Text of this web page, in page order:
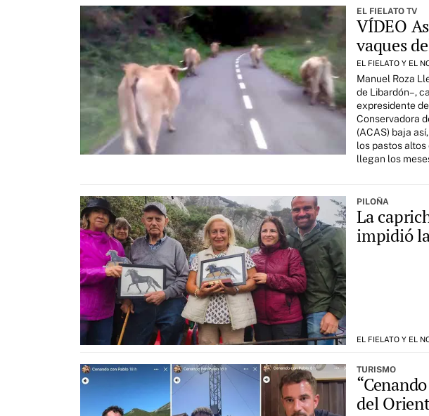
EL FIELATO TV
VÍDEO
vaques
EL FIELATO Y EL
Manuel Roza
de Libardón–,
expresidente
Conservadora
(ACAS) baja
los pastos altos
llegan los
PILOÑA
La
impidió
EL FIELATO Y EL
TURISMO
del